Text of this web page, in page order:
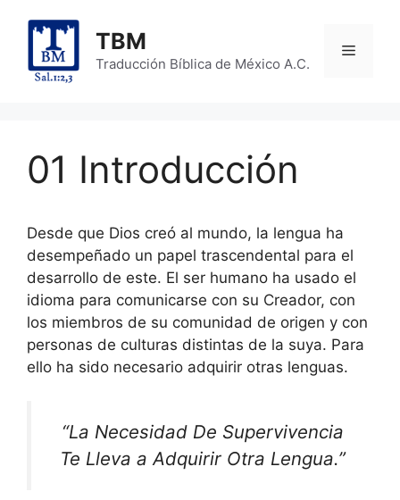
content
TBM
Traducción Bíblica de México A.C.
Menu
01 Introducción
Desde que Dios creó al mundo, la lengua ha
desempeñado un papel trascendental para el
desarrollo de este. El ser humano ha usado el
idioma para comunicarse con su Creador, con
los miembros de su comunidad de origen y con
personas de culturas distintas de la suya. Para
ello ha sido necesario adquirir otras lenguas.
“La Necesidad De Supervivencia
Te Lleva a Adquirir Otra Lengua.”